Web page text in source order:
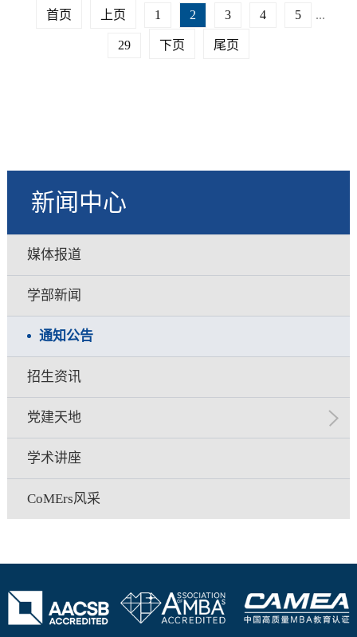
首页 上页 1 2 3 4 5 ...
29 下页 尾页
新闻中心
媒体报道
学部新闻
通知公告
招生资讯
党建天地
学术讲座
CoMErs风采